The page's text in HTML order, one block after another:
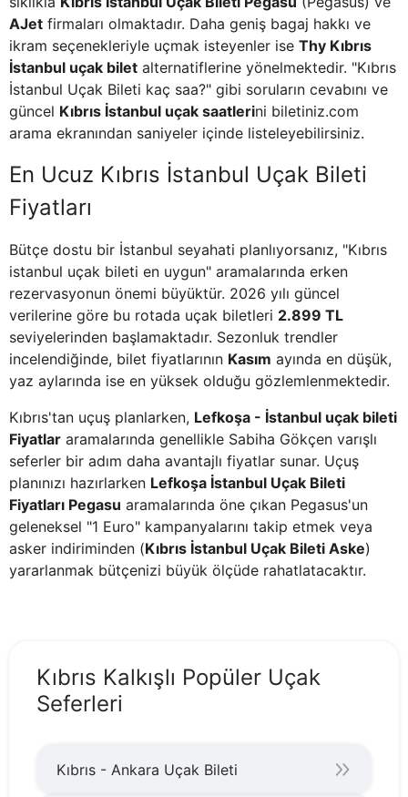
AJet firmaları olmaktadır. Daha geniş bagaj hakkı ve
ikram seçenekleriyle uçmak isteyenler ise Thy Kıbrıs
İstanbul uçak bilet alternatiflerine yönelmektedir. "Kıbrıs
İstanbul Uçak Bileti kaç saa?" gibi soruların cevabını ve
güncel Kıbrıs İstanbul uçak saatlerini biletiniz.com
arama ekranından saniyeler içinde listeleyebilirsiniz.
En Ucuz Kıbrıs İstanbul Uçak Bileti
Fiyatları
Bütçe dostu bir İstanbul seyahati planlıyorsanız, "Kıbrıs
istanbul uçak bileti en uygun" aramalarında erken
rezervasyonun önemi büyüktür. 2026 yılı güncel
verilerine göre bu rotada uçak biletleri 2.899 TL
seviyelerinden başlamaktadır. Sezonluk trendler
incelendiğinde, bilet fiyatlarının Kasım ayında en düşük,
yaz aylarında ise en yüksek olduğu gözlemlenmektedir.
Kıbrıs'tan uçuş planlarken, Lefkoşa - İstanbul uçak bileti
Fiyatlar aramalarında genellikle Sabiha Gökçen varışlı
seferler bir adım daha avantajlı fiyatlar sunar. Uçuş
planınızı hazırlarken Lefkoşa İstanbul Uçak Bileti
Fiyatları Pegasu aramalarında öne çıkan Pegasus'un
geleneksel "1 Euro" kampanyalarını takip etmek veya
asker indiriminden (Kıbrıs İstanbul Uçak Bileti Aske)
yararlanmak bütçenizi büyük ölçüde rahatlatacaktır.
Kıbrıs Kalkışlı Popüler Uçak
Seferleri
Kıbrıs - Ankara Uçak Bileti